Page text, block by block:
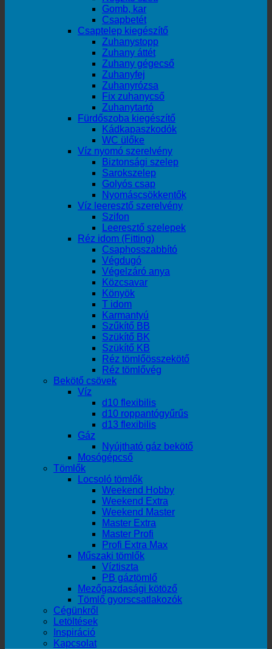
Gomb, kar
Csapbetét
Csaptelep kiegészítő
Zuhanystopp
Zuhany áttét
Zuhany gégecső
Zuhanyfej
Zuhanyrózsa
Fix zuhanycső
Zuhanytartó
Fürdőszoba kiegészítő
Kádkapaszkodók
WC ülőke
Víz nyomó szerelvény
Biztonsági szelep
Sarokszelep
Golyós csap
Nyomáscsökkentők
Víz leeresztő szerelvény
Szifon
Leeresztő szelepek
Réz idom (Fitting)
Csaphosszabbító
Végdugó
Végelzáró anya
Közcsavar
Könyök
T idom
Karmantyú
Szűkítő BB
Szükítő BK
Szükítő KB
Réz tömlőösszekötő
Réz tömlővég
Bekötő csövek
Víz
d10 flexibilis
d10 roppantógyűrűs
d13 flexibilis
Gáz
Nyújtható gáz bekötő
Mosógépcső
Tömlők
Locsoló tömlők
Weekend Hobby
Weekend Extra
Weekend Master
Master Extra
Master Profi
Profi Extra Max
Műszaki tömlők
Víztiszta
PB gáztömlő
Mezőgazdasági kötöző
Tömlő gyorscsatlakozók
Cégünkről
Letöltések
Inspiráció
Kapcsolat